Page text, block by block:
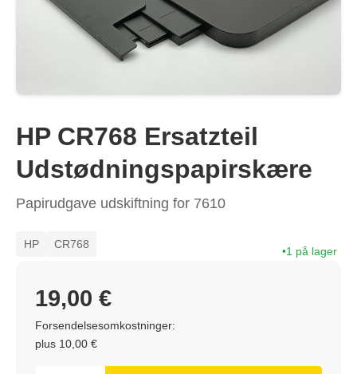
HP CR768 Ersatzteil
Udstødningspapirskære
Papirudgave udskiftning for 7610
HP CR768
1 på lager
Forsendelsesomkostninger:
plus 10,00 €
19,00 €